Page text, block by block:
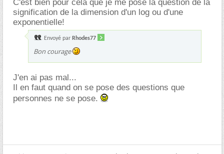
C'est bien pour cela que je me pose la question de la
signification de la dimension d'un log ou d'une
exponentielle!
Envoyé par Rhodes77
Bon courage
J'en ai pas mal...
Il en faut quand on se pose des questions que
personnes ne se pose.